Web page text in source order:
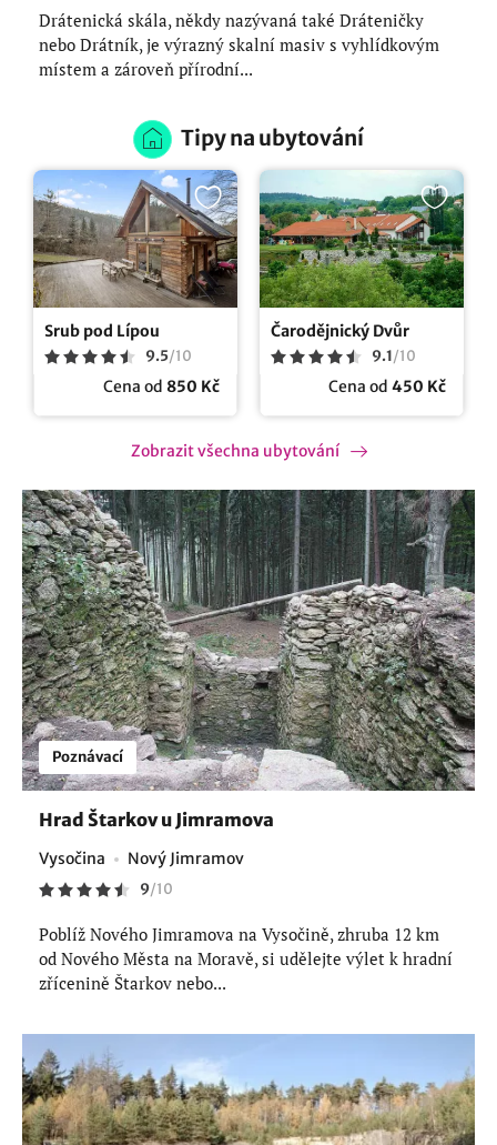
Drátenická skála, někdy nazývaná také Dráteničky
nebo Drátník, je výrazný skalní masiv s vyhlídkovým
místem a zároveň přírodní...
Tipy na ubytování
Srub pod Lípou
9.5/10
Cena od 850 Kč
Čarodějnický Dvůr
9.1/10
Cena od 450 Kč
Zobrazit všechna ubytování
Poznávací
Hrad Štarkov u Jimramova
Vysočina Nový Jimramov
9/10
Poblíž Nového Jimramova na Vysočině, zhruba 12 km
od Nového Města na Moravě, si udělejte výlet k hradní
zřícenině Štarkov nebo...